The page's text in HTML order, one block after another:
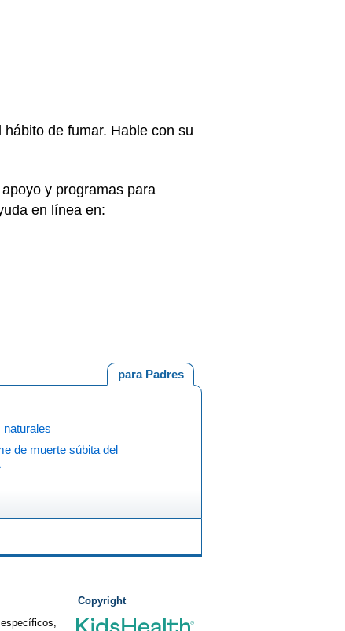
de fumar. Hable con su
y programas para
en línea en:
para Padres
naturales
de muerte súbita del
Copyright